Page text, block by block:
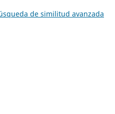
de similitud avanzada